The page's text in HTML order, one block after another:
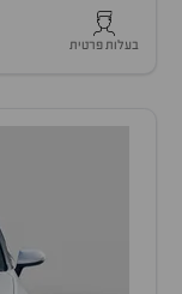
בעלות פרטית